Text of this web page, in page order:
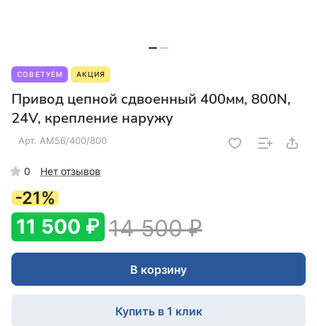
СОВЕТУЕМ АКЦИЯ
Привод цепной сдвоенный 400мм, 800N,
24V, крепление наружу
Арт. AM56/400/800
0 Нет отзывов
-21%
11 500 ₽ 14 500 ₽
В корзину
Купить в 1 клик